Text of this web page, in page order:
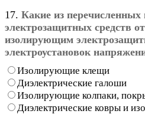
17. Какие из
электрозащитных средств
изолирующим
электроустановок
Изолирующие клещи
Диэлектрические галоши
Изолирующие колпаки,
Диэлектрические ковры и